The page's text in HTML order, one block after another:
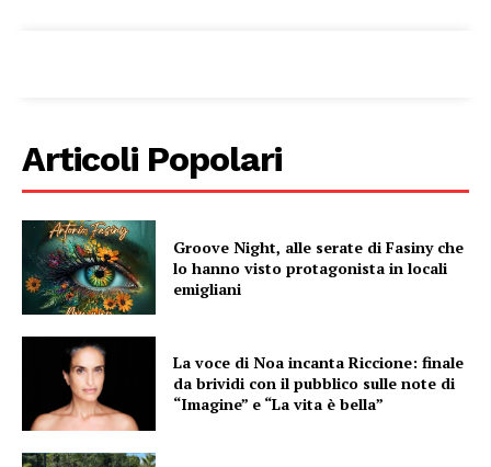
Canale TV 70/80/90
CONTENUTI
ECONOMIA
Esclusive
SPORT
Articoli Popolari
Groove Night, alle serate di Fasiny che
lo hanno visto protagonista in locali
emigliani
La voce di Noa incanta Riccione: finale
da brividi con il pubblico sulle note di
“Imagine” e “La vita è bella”